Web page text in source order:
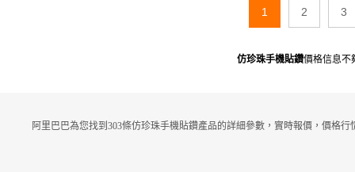
1 2 3
仿珍珠手機貼鑽價格信息不
阿里巴巴為您找到303條仿珍珠手機貼鑽產品的詳細參數，實時報價，價格